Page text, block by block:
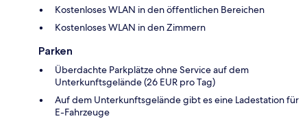
Kostenloses WLAN in den öffentlichen Bereichen
Kostenloses WLAN in den Zimmern
Parken
Überdachte Parkplätze ohne Service auf dem
Unterkunftsgelände (26 EUR pro Tag)
Auf dem Unterkunftsgelände gibt es eine Ladestation für
E-Fahrzeuge